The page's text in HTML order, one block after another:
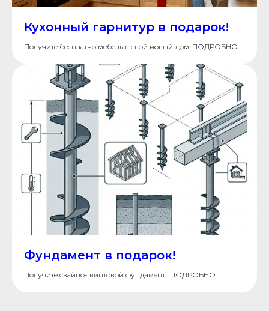
Кухонный гарнитур в подарок!
Получите бесплатно мебель в свой новый дом. ПОДРОБНО
Фундамент в подарок!
Получите свайно- винтовой фундамент . ПОДРОБНО